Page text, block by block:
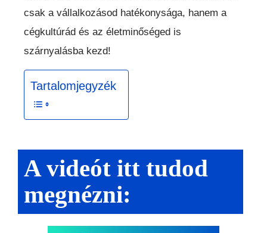
csak a vállalkozásod hatékonysága, hanem a
cégkultúrád és az életminőséged is
szárnyalásba kezd!
Tartalomjegyzék
A videót itt tudod
megnézni: